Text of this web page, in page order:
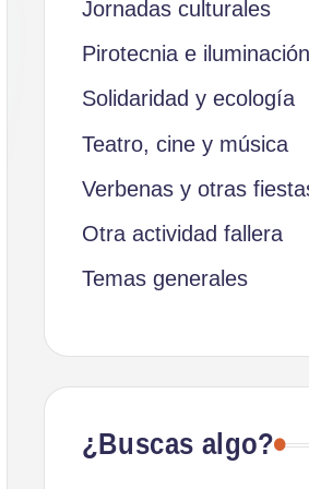
Jornadas culturales
Pirotecnia e iluminación
Solidaridad y ecología
Teatro, cine y música
Verbenas y otras
Otra actividad fallera
Temas generales
¿Buscas algo?